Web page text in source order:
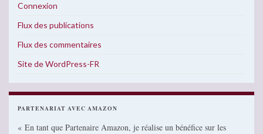
Connexion
Flux des publications
Flux des commentaires
Site de WordPress-FR
PARTENARIAT AVEC AMAZON
« En tant que Partenaire Amazon, je réalise un bénéfice sur les